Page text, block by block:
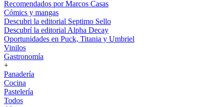
Recomendados por Marcos Casas
Cómics y mangas
Descubri la editorial Septimo Sello
Descubrí la editorial Alpha Decay
Oportunidades en Puck, Titania y Umbriel
Vinilos
Gastronomía
+
Panadería
Cocina
Pastelería
Todos